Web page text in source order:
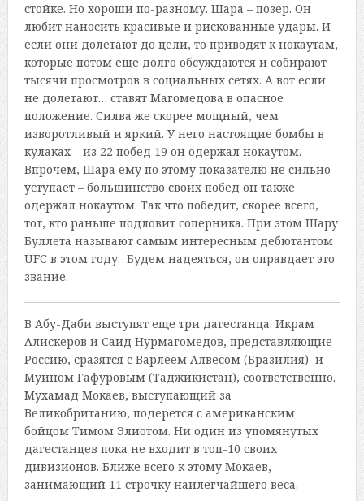
стойке. Но хороши по-разному. Шара – позер. Он
любит наносить красивые и рискованные удары. И
если они долетают до цели, то приводят к нокаутам,
которые потом еще долго обсуждаются и собирают
тысячи просмотров в социальных сетях. А вот если
не долетают… ставят Магомедова в опасное
положение. Силва же скорее мощный, чем
изворотливый и яркий. У него настоящие бомбы в
кулаках – из 22 побед 19 он одержал нокаутом.
Впрочем, Шара ему по этому показателю не сильно
уступает – большинство своих побед он также
одержал нокаутом. Так что победит, скорее всего,
тот, кто раньше подловит соперника. При этом Шару
Буллета называют самым интересным дебютантом
UFC в этом году. Будем надеяться, он оправдает это
звание.
В Абу-Даби выступят еще три дагестанца. Икрам
Алискеров и Саид Нурмагомедов, представляющие
Россию, сразятся с Варлеем Алвесом (Бразилия) и
Муином Гафуровым (Таджикистан), соответственно.
Мухамад Мокаев, выступающий за
Великобританию, подерется с американским
бойцом Тимом Элиотом. Ни один из упомянутых
дагестанцев пока не входит в топ-10 своих
дивизионов. Ближе всего к этому Мокаев,
занимающий 11 строчку наилегчайшего веса.